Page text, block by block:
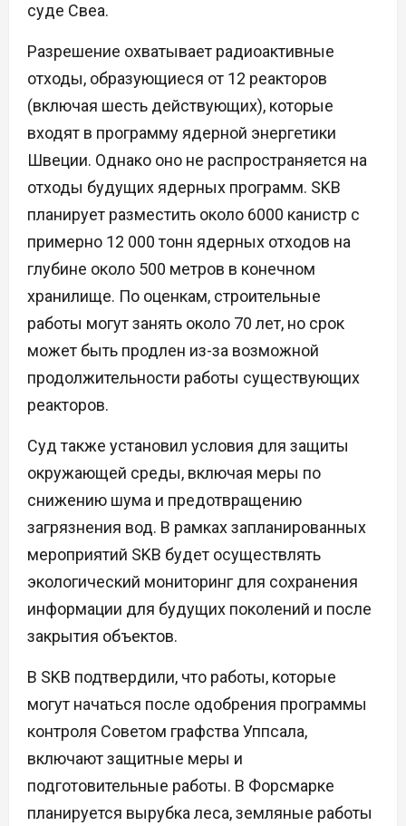
суде Свеа.
Разрешение охватывает радиоактивные
отходы, образующиеся от 12 реакторов
(включая шесть действующих), которые
входят в программу ядерной энергетики
Швеции. Однако оно не распространяется на
отходы будущих ядерных программ. SKB
планирует разместить около 6000 канистр с
примерно 12 000 тонн ядерных отходов на
глубине около 500 метров в конечном
хранилище. По оценкам, строительные
работы могут занять около 70 лет, но срок
может быть продлен из-за возможной
продолжительности работы существующих
реакторов.
Суд также установил условия для защиты
окружающей среды, включая меры по
снижению шума и предотвращению
загрязнения вод. В рамках запланированных
мероприятий SKB будет осуществлять
экологический мониторинг для сохранения
информации для будущих поколений и после
закрытия объектов.
В SKB подтвердили, что работы, которые
могут начаться после одобрения программы
контроля Советом графства Уппсала,
включают защитные меры и
подготовительные работы. В Форсмарке
планируется вырубка леса, земляные работы